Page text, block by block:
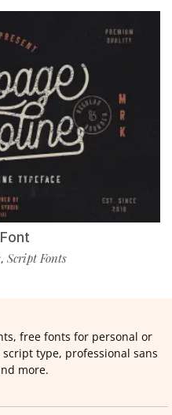
, Script Fonts
free fonts for personal or
type, professional sans
more.